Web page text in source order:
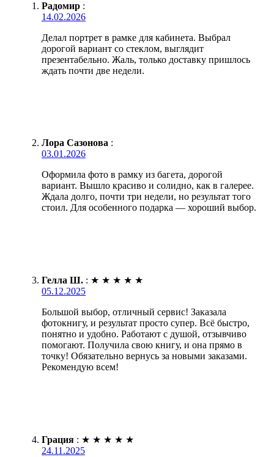
Радомир :
14.02.2026
Делал портрет в рамке для кабинета. Выбрал
дорогой вариант со стеклом, выглядит
презентабельно. Жаль, только доставку пришлось
ждать почти две недели.
Лора Сазонова :
03.01.2026
Оформила фото в рамку из багета, дорогой
вариант. Вышло красиво и солидно, как в галерее.
Ждала долго, почти три недели, но результат того
стоил. Для особенного подарка — хороший выбор.
Гелла Ш. : ★ ★ ★ ★ ★
05.12.2025
Большой выбор, отличный сервис! Заказала
фотокнигу, и результат просто супер. Всё быстро,
понятно и удобно. Работают с душой, отзывчиво
помогают. Получила свою книгу, и она прямо в
точку! Обязательно вернусь за новыми заказами.
Рекомендую всем!
Грация : ★ ★ ★ ★ ★
24.11.2025